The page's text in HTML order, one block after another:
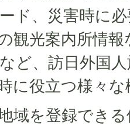
ド、災害時に
観光案内所情
ど、訪日外国
に役立つ様々
域を登録でき